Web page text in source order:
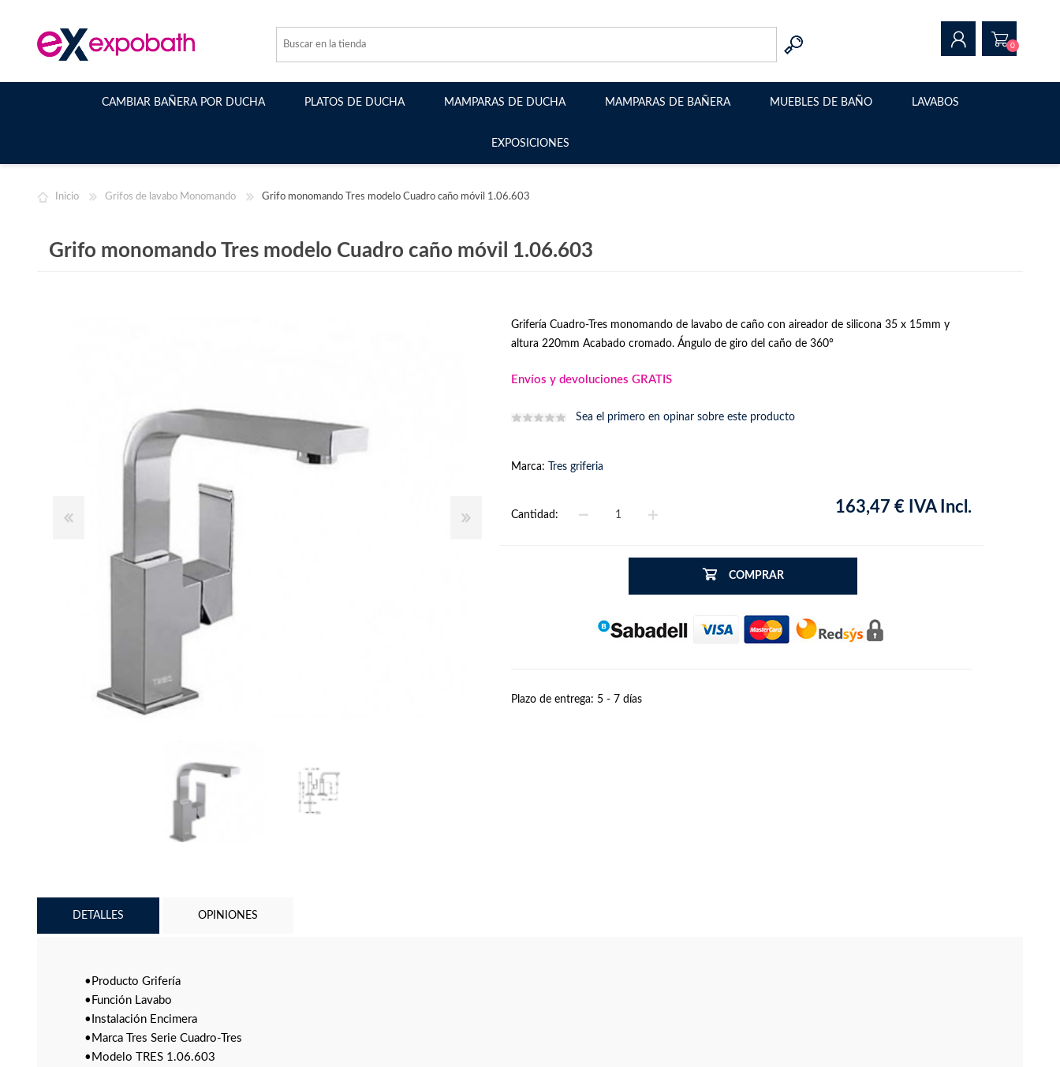
REGISTRAR
0
CAMBIAR BAÑERA POR DUCHA PLATOS DE DUCHA MAMPARAS DE DUCHA
Mamparas Abatibles
MAMPARAS DE BAÑERA MUEBLES DE BAÑO LAVABOS
EXPOSICIONES
Inicio Grifos de lavabo Monomando Grifo monomando Tres modelo Cuadro caño móvil 1.06.603
Grifo monomando Tres modelo Cuadro caño móvil 1.06.603
Grifería Cuadro-Tres monomando de lavabo de caño con aireador de silicona 35 x 15mm y
altura 220mm Acabado cromado. Ángulo de giro del caño de 360°
Envíos y devoluciones GRATIS
Sea el primero en opinar sobre este producto
Marca: Tres griferia
163,47 € IVA Incl.
Cantidad:
COMPRAR
Plazo de entrega: 5 - 7 días
DETALLES OPINIONES
•Producto Grifería
•Función Lavabo
•Instalación Encimera
•Marca Tres Serie Cuadro-Tres
•Modelo TRES 1.06.603